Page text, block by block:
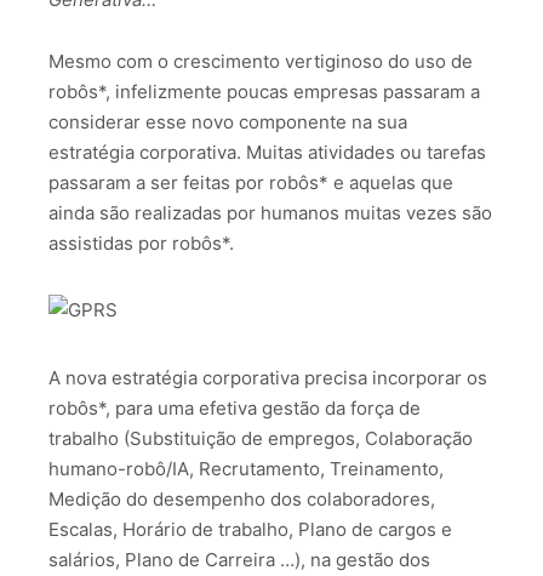
Mesmo com o crescimento vertiginoso do uso de
robôs*, infelizmente poucas empresas passaram a
considerar esse novo componente na sua
estratégia corporativa. Muitas atividades ou tarefas
passaram a ser feitas por robôs* e aquelas que
ainda são realizadas por humanos muitas vezes são
assistidas por robôs*.
A nova estratégia corporativa precisa incorporar os
robôs*, para uma efetiva gestão da força de
trabalho (Substituição de empregos, Colaboração
humano-robô/IA, Recrutamento, Treinamento,
Medição do desempenho dos colaboradores,
Escalas, Horário de trabalho, Plano de cargos e
salários, Plano de Carreira …), na gestão dos